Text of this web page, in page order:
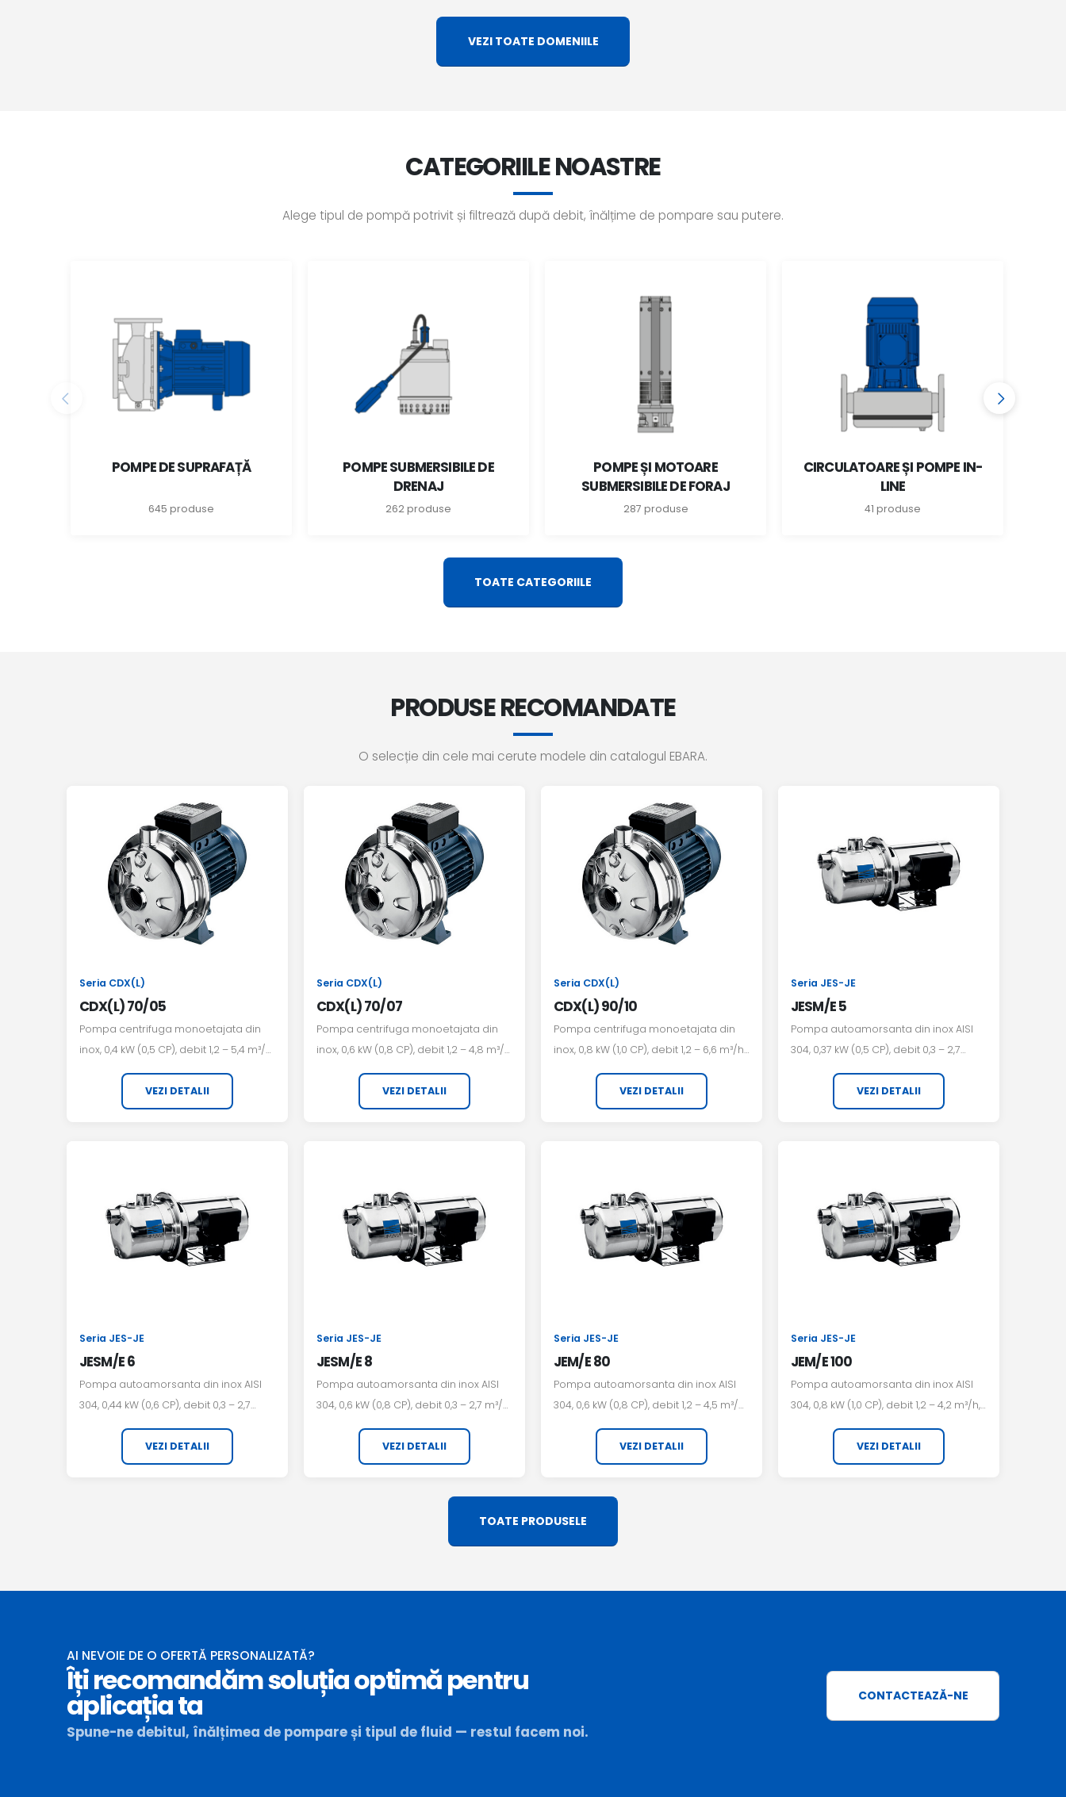
VEZI TOATE DOMENIILE
CATEGORIILE NOASTRE
Alege tipul de pompă potrivit și filtrează după debit, înălțime de pompare sau putere.
POMPE DE SUPRAFAȚĂ
645 produse
POMPE SUBMERSIBILE DE
DRENAJ
262 produse
POMPE ȘI MOTOARE
SUBMERSIBILE DE FORAJ
287 produse
CIRCULATOARE ȘI POMPE IN-
LINE
41 produse
TOATE CATEGORIILE
PRODUSE RECOMANDATE
O selecție din cele mai cerute modele din catalogul EBARA.
Seria CDX(L)
CDX(L) 70/05
Pompa centrifuga monoetajata din
inox, 0,4 kW (0,5 CP), debit 1,2 – 5,4 m³/h,
inaltime de pompare pana la 22 m.
VEZI DETALII
Seria CDX(L)
CDX(L) 70/07
Pompa centrifuga monoetajata din
inox, 0,6 kW (0,8 CP), debit 1,2 – 4,8 m³/h,
inaltime de pompare pana la 30 m.
VEZI DETALII
Seria CDX(L)
CDX(L) 90/10
Pompa centrifuga monoetajata din
inox, 0,8 kW (1,0 CP), debit 1,2 – 6,6 m³/h,
inaltime de pompare pana la 32 m.
VEZI DETALII
Seria JES-JE
JESM/E 5
Pompa autoamorsanta din inox AISI
304, 0,37 kW (0,5 CP), debit 0,3 – 2,7
m³/h, alimentare 230 V monofazat.
VEZI DETALII
Seria JES-JE
JESM/E 6
Pompa autoamorsanta din inox AISI
304, 0,44 kW (0,6 CP), debit 0,3 – 2,7
m³/h, alimentare 230 V monofazat.
VEZI DETALII
Seria JES-JE
JESM/E 8
Pompa autoamorsanta din inox AISI
304, 0,6 kW (0,8 CP), debit 0,3 – 2,7 m³/h,
alimentare 230 V monofazat.
VEZI DETALII
Seria JES-JE
JEM/E 80
Pompa autoamorsanta din inox AISI
304, 0,6 kW (0,8 CP), debit 1,2 – 4,5 m³/h,
alimentare 230 V monofazat.
VEZI DETALII
Seria JES-JE
JEM/E 100
Pompa autoamorsanta din inox AISI
304, 0,8 kW (1,0 CP), debit 1,2 – 4,2 m³/h,
alimentare 230 V monofazat.
VEZI DETALII
TOATE PRODUSELE
AI NEVOIE DE O OFERTĂ PERSONALIZATĂ?
Îți recomandăm soluția optimă pentru
aplicația ta
Spune-ne debitul, înălțimea de pompare și tipul de fluid — restul facem noi.
CONTACTEAZĂ-NE